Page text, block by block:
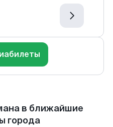
в ближайшие
города